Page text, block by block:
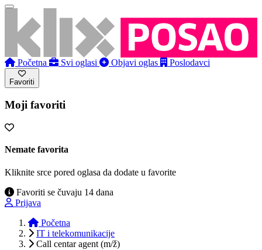
Početna Svi oglasi Objavi oglas Poslodavci
Favoriti
Moji favoriti
Nemate favorita
Kliknite srce pored oglasa da dodate u favorite
Favoriti se čuvaju 14 dana
Prijava
Početna
IT i telekomunikacije
Call centar agent (m/ž)